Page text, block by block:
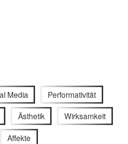
Media Performativität
Ästhetik Wirksamkeit
Affekte